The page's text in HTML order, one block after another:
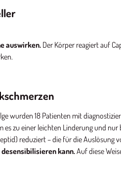
auswirken.Der Körper reagiert auf
wurden 18 Patienten mit
zu einer leichten Linderung und
reduziert – die für die
kann.Auf diese